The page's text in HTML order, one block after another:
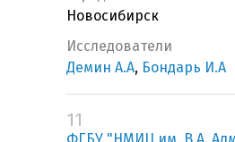
Новосибирск
Исследователи
Демин А.А, Бондарь И.А
11